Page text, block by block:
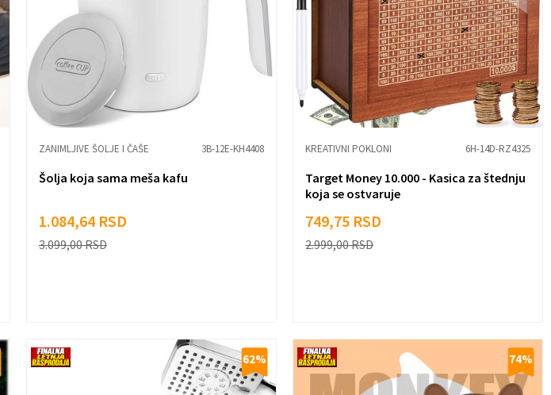
ZANIMLJIVE ŠOLJE I ČAŠE 3B-12E-KH4408
Šolja koja sama meša kafu
1.084,64 RSD
3.099,00RSD
KREATIVNI POKLONI 6H-14D-RZ4325
Target Money 10.000 - Kasica za štednju
koja se ostvaruje
749,75 RSD
2.999,00RSD
62% 74%